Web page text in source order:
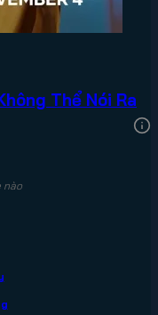
Thể Nói Ra
nào